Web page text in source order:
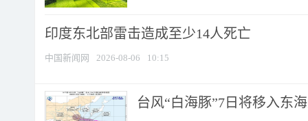
印度东北部雷击造成至少14人死亡
中国新闻网 2026-08-06 10:15
台风“白海豚”7日将移入东